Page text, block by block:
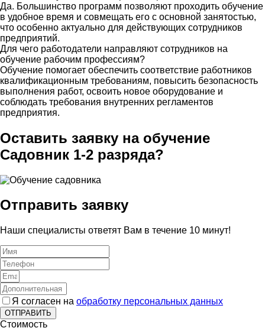
Да. Большинство программ позволяют проходить обучение
в удобное время и совмещать его с основной занятостью,
что особенно актуально для действующих сотрудников
предприятий.
Для чего работодатели направляют сотрудников на
обучение рабочим профессиям?
Обучение помогает обеспечить соответствие работников
квалификационным требованиям, повысить безопасность
выполнения работ, освоить новое оборудование и
соблюдать требования внутренних регламентов
предприятия.
Оставить заявку на обучение
Садовник 1-2 разряда?
Отправить заявку
Наши специалисты ответят Вам в течение 10 минут!
Я согласен на обработку персональных данных
ОТПРАВИТЬ
Стоимость